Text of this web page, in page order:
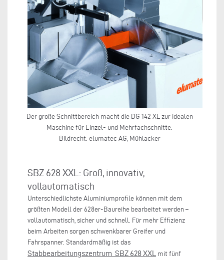
Der große Schnittbereich macht die DG 142 XL zur idealen
Maschine für Einzel- und Mehrfachschnitte.
Bildrecht: elumatec AG, Mühlacker
SBZ 628 XXL: Groß, innovativ,
vollautomatisch
Unterschiedlichste Aluminiumprofile können mit dem
größten Modell der 628er-Baureihe bearbeitet werden –
vollautomatisch, sicher und schnell. Für mehr Effizienz
beim Arbeiten sorgen schwenkbarer Greifer und
Fahrspanner. Standardmäßig ist das
Stabbearbeitungszentrum SBZ 628 XXL mit fünf